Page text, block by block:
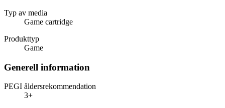
Typ av media
Game cartridge
Produkttyp
Game
Generell information
PEGI åldersrekommendation
3+